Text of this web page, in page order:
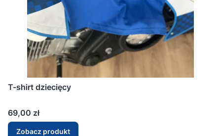
T-shirt dziecięcy
Cena
69,00 zł
Zobacz produkt